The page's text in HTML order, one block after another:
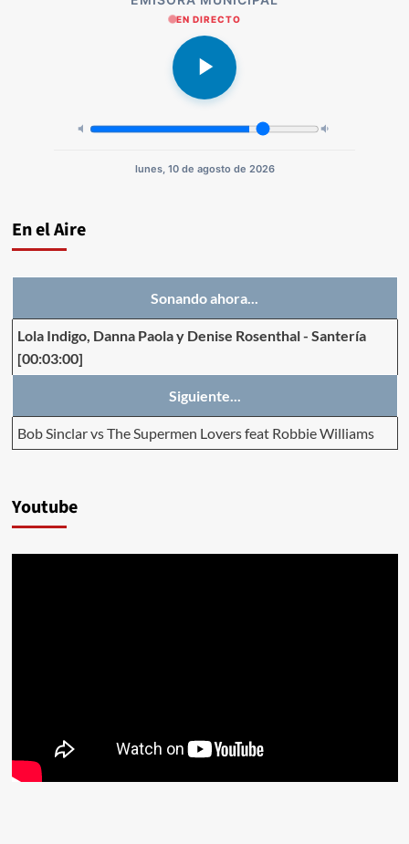
EN DIRECTO
lunes, 10 de agosto de 2026
En el Aire
Sonando ahora...
Lola Indigo, Danna Paola y Denise Rosenthal- Santería
[00:03:00]
Siguiente...
Bob Sinclar vs The Supermen Lovers feat Robbie Williams
Youtube